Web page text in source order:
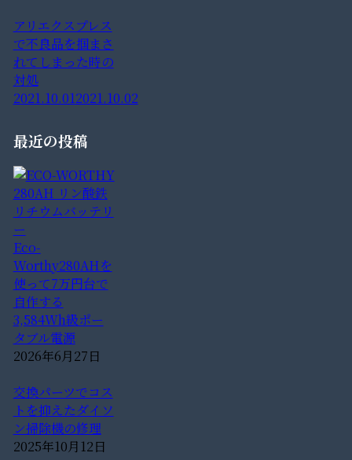
アリエクスプレス
で不良品を掴まさ
れてしまった時の
対処
2021.10.012021.10.02
最近の投稿
Eco-
Worthy280AHを
使って7万円台で
自作する
3,584Wh級ポー
タブル電源
2026年6月27日
交換パーツでコス
トを抑えたダイソ
ン掃除機の修理
2025年10月12日